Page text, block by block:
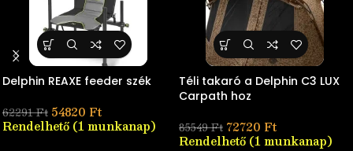
Delphin REAXE feeder szék
62291Ft 54820 Ft
Rendelhető (1 munkanap)
Téli takaró a Delphin C3 LUX
Carpath hoz
85549Ft 72720 Ft
Rendelhető (1 munkanap)